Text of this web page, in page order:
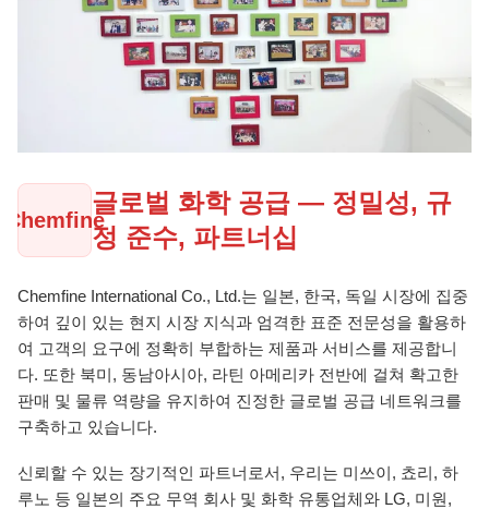
Chemfine
글로벌 화학 공급 — 정밀성, 규
정 준수, 파트너십
Chemfine International Co., Ltd.는 일본, 한국, 독일 시장에 집중
하여 깊이 있는 현지 시장 지식과 엄격한 표준 전문성을 활용하
여 고객의 요구에 정확히 부합하는 제품과 서비스를 제공합니
다. 또한 북미, 동남아시아, 라틴 아메리카 전반에 걸쳐 확고한
판매 및 물류 역량을 유지하여 진정한 글로벌 공급 네트워크를
구축하고 있습니다.
신뢰할 수 있는 장기적인 파트너로서, 우리는 미쓰이, 쵸리, 하
루노 등 일본의 주요 무역 회사 및 화학 유통업체와 LG, 미원,